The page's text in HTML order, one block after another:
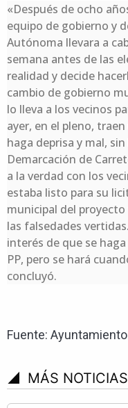
«Después de ocho
equipo de gobierno y
Autónoma llevara a
semana antes de las
realidad y decide
cambio de gobierno
lo lleva a los vecinos
ayer, en el pleno,
haga deprisa y mal,
Demarcación de
a la verdad con los
estaba listo para su
municipal del
las falsedades
interés de que se
PP, pero se hará
concluyó.
Fuente:
signal_cellular_4_bar MÁS NOTICIAS